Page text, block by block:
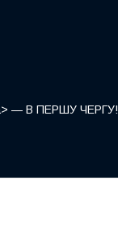
a> — В ПЕРШУ ЧЕРГУ!